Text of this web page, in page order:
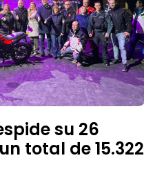
su 26
total de 15.322